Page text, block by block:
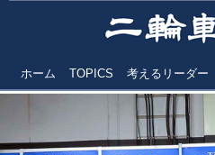
ホーム TOPICS 考えるリーダー